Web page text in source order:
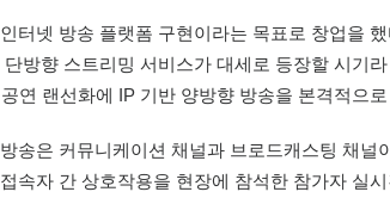
터넷 방송 플랫폼 구현이라는 목표로 창업을
방향 스트리밍 서비스가 대세로 등장할 시기
연 랜선화에 IP 기반 양방향 방송을 본격적으
송은 커뮤니케이션 채널과 브로드캐스팅 채
속자 간 상호작용을 현장에 참석한 참가자 실